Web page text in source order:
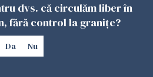
dvs. că circulăm liber în
fără control la granițe?
Da Nu